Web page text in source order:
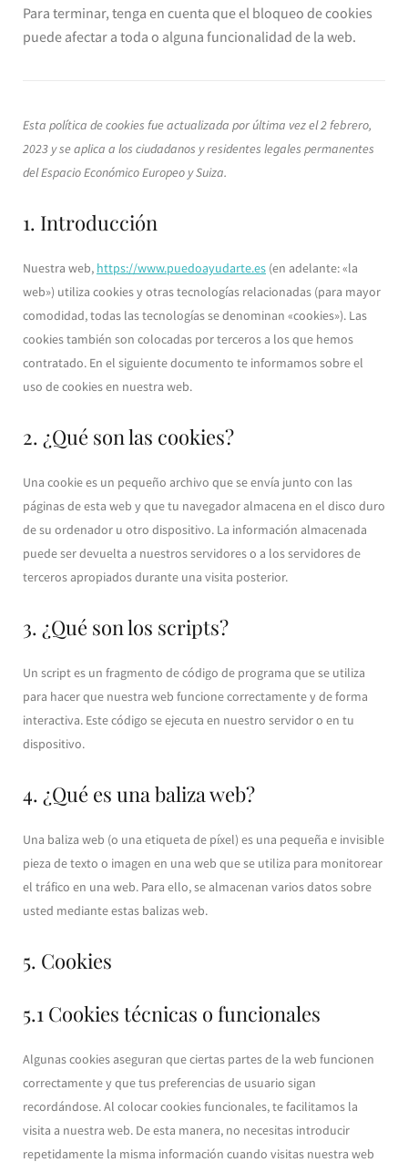
Para terminar, tenga en cuenta que el bloqueo de cookies
puede afectar a toda o alguna funcionalidad de la web.
Esta política de cookies fue actualizada por última vez el 2 febrero,
2023 y se aplica a los ciudadanos y residentes legales permanentes
del Espacio Económico Europeo y Suiza.
1. Introducción
Nuestra web, https://www.puedoayudarte.es (en adelante: «la
web») utiliza cookies y otras tecnologías relacionadas (para mayor
comodidad, todas las tecnologías se denominan «cookies»). Las
cookies también son colocadas por terceros a los que hemos
contratado. En el siguiente documento te informamos sobre el
uso de cookies en nuestra web.
2. ¿Qué son las cookies?
Una cookie es un pequeño archivo que se envía junto con las
páginas de esta web y que tu navegador almacena en el disco duro
de su ordenador u otro dispositivo. La información almacenada
puede ser devuelta a nuestros servidores o a los servidores de
terceros apropiados durante una visita posterior.
3. ¿Qué son los scripts?
Un script es un fragmento de código de programa que se utiliza
para hacer que nuestra web funcione correctamente y de forma
interactiva. Este código se ejecuta en nuestro servidor o en tu
dispositivo.
4. ¿Qué es una baliza web?
Una baliza web (o una etiqueta de píxel) es una pequeña e invisible
pieza de texto o imagen en una web que se utiliza para monitorear
el tráfico en una web. Para ello, se almacenan varios datos sobre
usted mediante estas balizas web.
5. Cookies
5.1 Cookies técnicas o funcionales
Algunas cookies aseguran que ciertas partes de la web funcionen
correctamente y que tus preferencias de usuario sigan
recordándose. Al colocar cookies funcionales, te facilitamos la
visita a nuestra web. De esta manera, no necesitas introducir
repetidamente la misma información cuando visitas nuestra web